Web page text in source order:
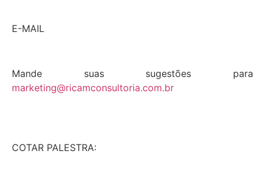
E-MAIL
Mande suas sugestões para
marketing@ricamconsultoria.com.br
COTAR PALESTRA: